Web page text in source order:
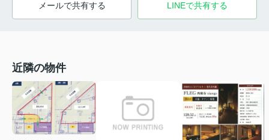
メールで共有する LINEで共有する
近隣の物件